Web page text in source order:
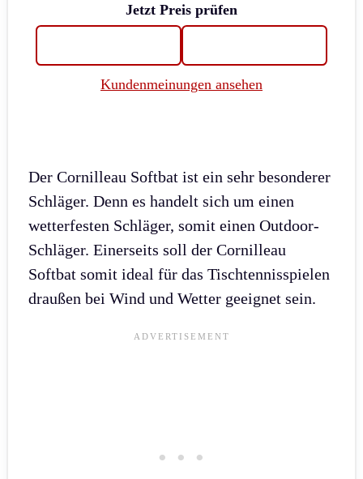
Jetzt Preis prüfen
Kundenmeinungen ansehen
Der Cornilleau Softbat ist ein sehr besonderer
Schläger. Denn es handelt sich um einen
wetterfesten Schläger, somit einen Outdoor-
Schläger. Einerseits soll der Cornilleau
Softbat somit ideal für das Tischtennisspielen
draußen bei Wind und Wetter geeignet sein.